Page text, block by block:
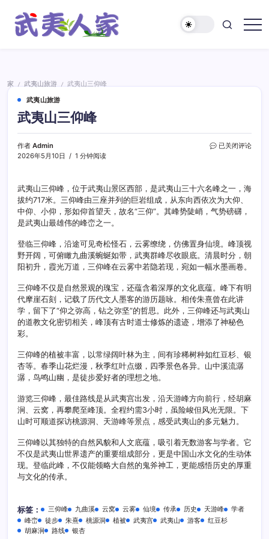
家
家 / 武夷山旅游 /
武夷山三仰峰
武夷山旅游
武夷山三仰峰
作者 Admin
2026年5月10日
1 分钟阅读
武
仰
峰
已关闭评论
武夷山三仰峰，位于武夷山景区西部，是武夷山三十六名峰之一，海
拔约717米。三仰峰由三座并列的巨岩组成，从东向西依次为大仰、
中仰、小仰，形如仰首望天，故名“三仰”。其峰势陡峭，气势磅礴，
是武夷山最雄伟的峰峦之一。
登临三仰峰，沿途可见奇松怪石，云雾缭绕，仿佛置身仙境。峰顶视
野开阔，可俯瞰九曲溪蜿蜒如带，武夷群峰尽收眼底。清晨时分，朝
阳初升，霞光万道，三仰峰在云雾中若隐若现，宛如一幅水墨画卷。
三仰峰不仅是自然景观的瑰宝，还蕴含着深厚的文化底蕴。峰下有明
代摩崖石刻，记载了历代文人墨客的游历题咏。相传朱熹曾在此讲
学，留下了“仰之弥高，钻之弥坚”的哲思。此外，三仰峰还与武夷山
的道教文化密切相关，峰顶有古时道士修炼的遗迹，增添了神秘色
彩。
三仰峰的植被丰富，以常绿阔叶林为主，间有珍稀树种如红豆杉、银
杏等。春季山花烂漫，秋季红叶点缀，四季景色各异。山中溪流潺
潺，鸟鸣山幽，是徒步爱好者的理想之地。
游览三仰峰，最佳路线是从武夷宫出发，沿天游峰方向前行，经胡麻
涧、云窝，再攀爬至峰顶。全程约需3小时，虽险峻但风光无限。下
山时可顺道探访桃源洞、天游峰等景点，感受武夷山的多元魅力。
三仰峰以其独特的自然风貌和人文底蕴，吸引着无数游客与学者。它
不仅是武夷山世界遗产的重要组成部分，更是中国山水文化的生动体
现。登临此峰，不仅能领略大自然的鬼斧神工，更能感悟历史的厚重
与文化的传承。
标签： 三仰峰 九曲溪 云窝 云雾 仙境 传承 历史 天游峰
学者
峰峦
徒步 朱熹 桃源洞 植被 武夷宫 武夷山 游客
红豆杉
胡麻涧
路线 银杏